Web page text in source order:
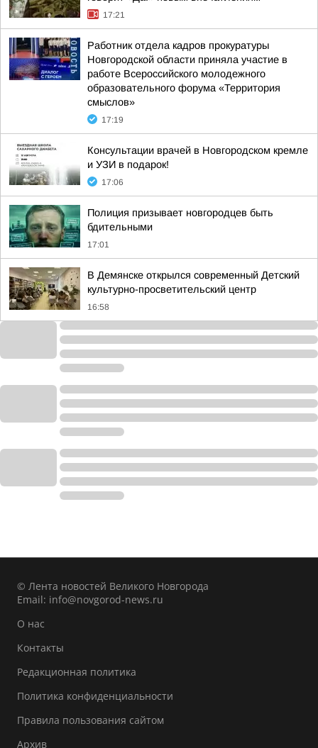
17:21
Работник отдела кадров прокуратуры
Новгородской области приняла участие в
работе Всероссийского молодежного
образовательного форума «Территория
смыслов»
17:19
Консультации врачей в Новгородском кремле
и УЗИ в подарок!
17:06
Полиция призывает новгородцев быть
бдительными
17:01
В Демянске открылся современный Детский
культурно-просветительский центр
16:58
© Лента новостей Великого Новгорода
Email: info@novgorod-news.ru
О нас
Контакты
Редакционная политика
Политика конфиденциальности
Правила пользования сайтом
Архив